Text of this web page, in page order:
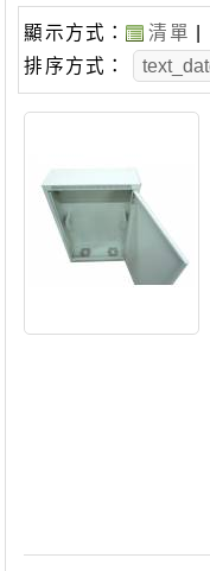
顯示方式： 清單
排序方式：